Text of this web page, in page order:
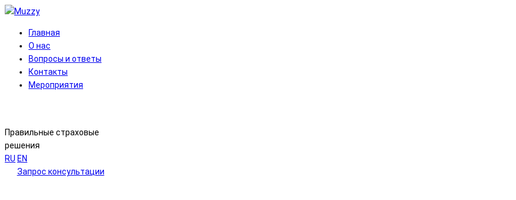
Главная
О нас
Вопросы и ответы
Контакты
Мероприятия
Правильные страховые
решения
RU EN
Запрос консультации